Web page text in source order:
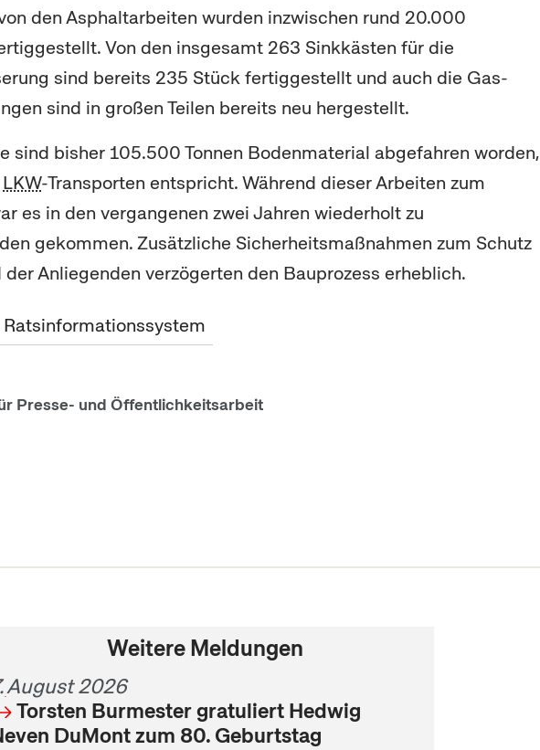
den Asphaltarbeiten wurden inzwischen rund 20.000
Von den insgesamt 263 Sinkkästen für die
sind bereits 235 Stück fertiggestellt und auch die Gas-
sind in großen Teilen bereits neu hergestellt.
sind bisher 105.500 Tonnen Bodenmaterial abgefahren worden,
LKW-Transporten entspricht. Während dieser Arbeiten zum
es in den vergangenen zwei Jahren wiederholt zu
gekommen. Zusätzliche Sicherheitsmaßnahmen zum Schutz
Anliegenden verzögerten den Bauprozess erheblich.
Presse- und Öffentlichkeitsarbeit
Weitere Meldungen
August 2026
Torsten Burmester gratuliert Hedwig
DuMont zum 80. Geburtstag